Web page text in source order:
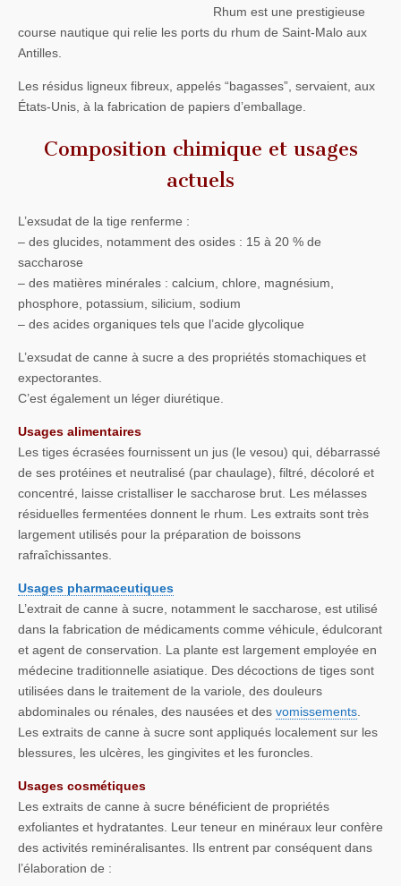
Rhum est une prestigieuse
course nautique qui relie les ports du rhum de Saint-Malo aux
Antilles.
Les résidus ligneux fibreux, appelés “bagasses”, servaient, aux
États-Unis, à la fabrication de papiers d’emballage.
Composition chimique et usages
actuels
L’exsudat de la tige renferme :
– des glucides, notamment des osides : 15 à 20 % de
saccharose
– des matières minérales : calcium, chlore, magnésium,
phosphore, potassium, silicium, sodium
– des acides organiques tels que l’acide glycolique
L’exsudat de canne à sucre a des propriétés stomachiques et
expectorantes.
C’est également un léger diurétique.
Usages alimentaires
Les tiges écrasées fournissent un jus (le vesou) qui, débarrassé
de ses protéines et neutralisé (par chaulage), filtré, décoloré et
concentré, laisse cristalliser le saccharose brut. Les mélasses
résiduelles fermentées donnent le rhum. Les extraits sont très
largement utilisés pour la préparation de boissons
rafraîchissantes.
Usages pharmaceutiques
L’extrait de canne à sucre, notamment le saccharose, est utilisé
dans la fabrication de médicaments comme véhicule, édulcorant
et agent de conservation. La plante est largement employée en
médecine traditionnelle asiatique. Des décoctions de tiges sont
utilisées dans le traitement de la variole, des douleurs
abdominales ou rénales, des nausées et des vomissements
Les extraits de canne à sucre sont appliqués localement sur les
blessures, les ulcères, les gingivites et les furoncles.
Usages cosmétiques
Les extraits de canne à sucre bénéficient de propriétés
exfoliantes et hydratantes. Leur teneur en minéraux leur confère
des activités reminéralisantes. Ils entrent par conséquent dans
l’élaboration de :